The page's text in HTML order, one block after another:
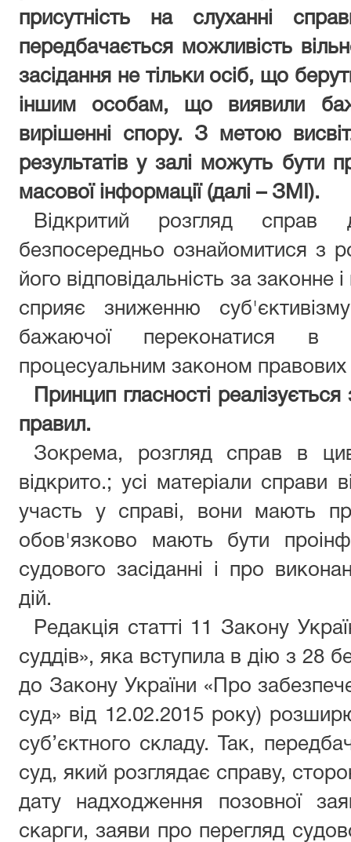
присутність на слуханні
передбачається можливість
засідання не тільки осіб, що
іншим особам, що виявили
вирішенні спору. З метою
результатів у залі можуть бути
масової інформації (далі – ЗМІ).
Відкритий розгляд справ
безпосередньо ознайомитися з
його відповідальність за
сприяє зниженню
бажаючої переконатися в
процесуальним законом
Принцип гласності
правил.
Зокрема, розгляд справ в
відкрито.; усі матеріали справи
участь у справі, вони мають
обов'язково мають бути
судового засіданні і про
дій.
Редакція статті 11 Закону
суддів», яка вступила в дію з 28
до Закону України «Про
суд» від 12.02.2015 року)
суб’єктного складу. Так,
суд, який розглядає справу,
дату надходження позовної
скарги, заяви про перегляд